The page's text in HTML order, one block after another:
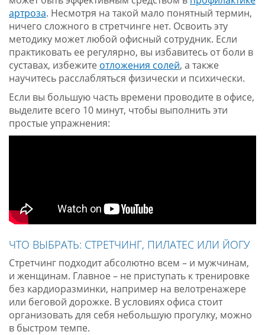
артроза. Несмотря на такой мало понятный термин,
ничего сложного в стретчинге нет. Освоить эту
методику может любой офисный сотрудник. Если
практиковать ее регулярно, вы избавитесь от боли в
суставах, избежите отложения солей, а также
научитесь расслабляться физически и психически.
Если вы большую часть времени проводите в офисе,
выделите всего 10 минут, чтобы выполнить эти
простые упражнения:
ЧТО ВЫБРАТЬ: СТРЕТЧИНГ, ПИЛАТЕС ИЛИ ЙОГУ
Стретчинг подходит абсолютно всем – и мужчинам,
и женщинам. Главное – не приступать к тренировке
без кардиоразминки, например на велотренажере
или беговой дорожке. В условиях офиса стоит
организовать для себя небольшую прогулку, можно
в быстром темпе.